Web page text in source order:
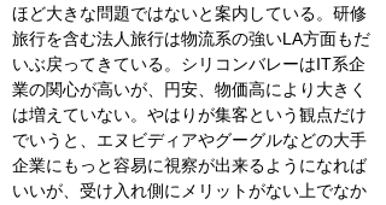
ほど大きな問題ではないと案内している。研修
旅行を含む法人旅行は物流系の強いLA方面もだ
いぶ戻ってきている。シリコンバレーはIT系企
業の関心が高いが、円安、物価高により大きく
は増えていない。やはりが集客という観点だけ
でいうと、エヌビディアやグーグルなどの大手
企業にもっと容易に視察が出来るようになれば
いいが、受け入れ側にメリットがない上でなか